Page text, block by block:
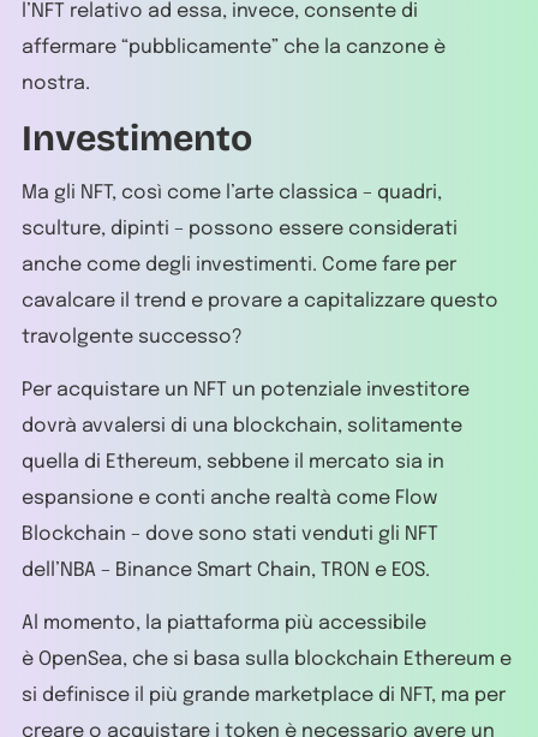
l’NFT relativo ad essa, invece, consente di
affermare “pubblicamente” che la canzone è
nostra.
Investimento
Ma gli NFT, così come l’arte classica – quadri,
sculture, dipinti – possono essere considerati
anche come degli investimenti. Come fare per
cavalcare il trend e provare a capitalizzare questo
travolgente successo?
Per acquistare un NFT un potenziale investitore
dovrà avvalersi di una blockchain, solitamente
quella di Ethereum, sebbene il mercato sia in
espansione e conti anche realtà come Flow
Blockchain – dove sono stati venduti gli NFT
dell’NBA – Binance Smart Chain, TRON e EOS.
Al momento, la piattaforma più accessibile
è OpenSea, che si basa sulla blockchain Ethereum e
si definisce il più grande marketplace di NFT, ma per
creare o acquistare i token è necessario avere un